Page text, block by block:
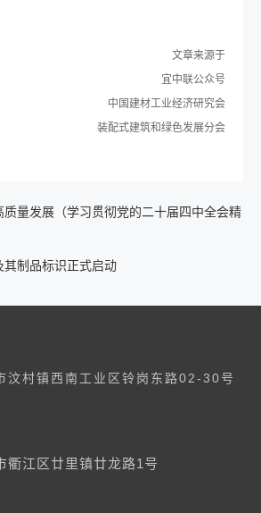
文章来源于
宜中联公众号
中国建材工业经济研究会
装配式建筑和绿色发展分会
质量发展（学习贯彻党的二十届四中全会精
其制品标识正式启动
汶村镇西南工业区铃岗东路02-30号
衢江区廿里镇廿龙路1号